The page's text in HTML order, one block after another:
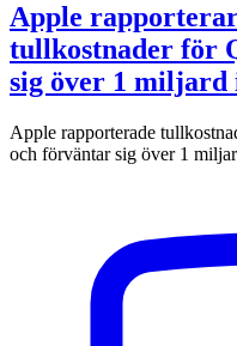
Apple
tullkostnader för
sig över 1 miljard
Apple rapporterade
och förväntar sig över 1